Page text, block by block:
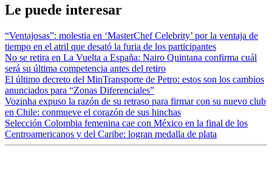
Le puede interesar
“Ventajosas”: molestia en ‘MasterChef Celebrity’ por la ventaja de
tiempo en el atril que desató la furia de los participantes
No se retira en La Vuelta a España: Nairo Quintana confirma cuál
será su última competencia antes del retiro
El último decreto del MinTransporte de Petro: estos son los cambios
anunciados para “Zonas Diferenciales”
Vozinha expuso la razón de su retraso para firmar con su nuevo club
en Chile: conmueve el corazón de sus hinchas
Selección Colombia femenina cae con México en la final de los
Centroamericanos y del Caribe: logran medalla de plata